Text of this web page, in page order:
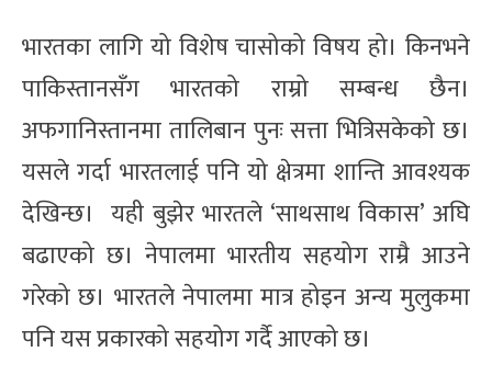
भारतका लागि यो विशेष चासोको विषय हो। किनभने
पाकिस्तानसँग भारतको राम्रो सम्बन्ध छैन।
अफगानिस्तानमा तालिबान पुनः सत्ता भित्रिसकेको छ।
यसले गर्दा भारतलाई पनि यो क्षेत्रमा शान्ति आवश्यक
देखिन्छ। यही बुझेर भारतले ‘साथसाथ विकास’ अघि
बढाएको छ। नेपालमा भारतीय सहयोग राम्रै आउने
गरेको छ। भारतले नेपालमा मात्र होइन अन्य मुलुकमा
पनि यस प्रकारको सहयोग गर्दै आएको छ।